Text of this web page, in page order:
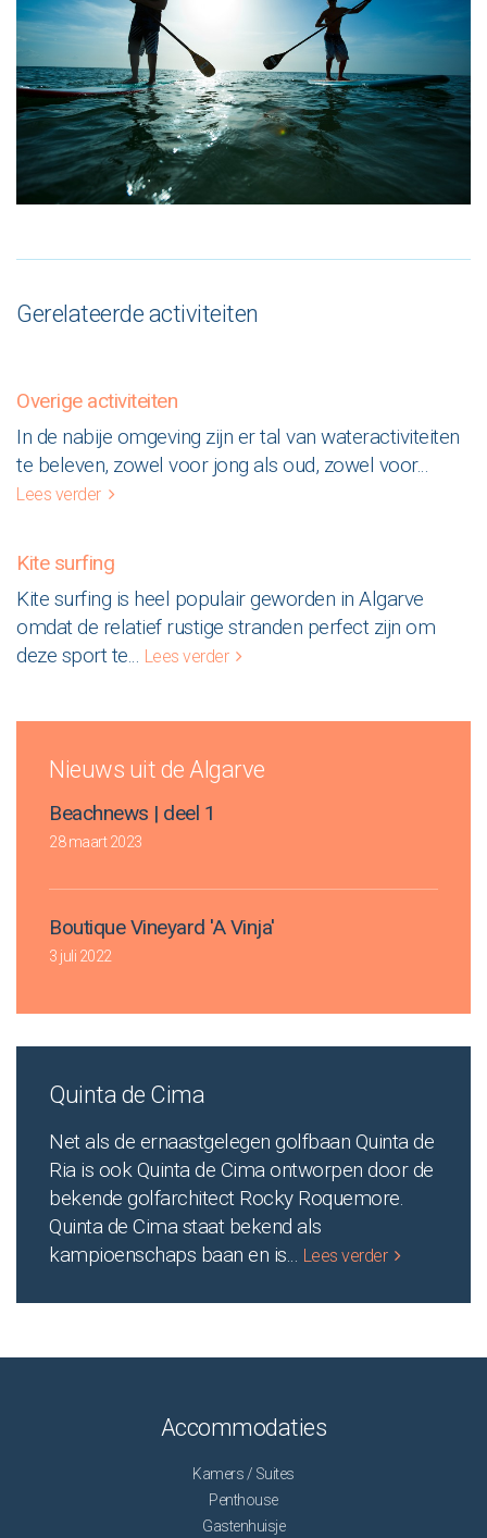
Gerelateerde activiteiten
Overige activiteiten
In de nabije omgeving zijn er tal van wateractiviteiten
te beleven, zowel voor jong als oud, zowel voor...
Lees verder
Kite surfing
Kite surfing is heel populair geworden in Algarve
omdat de relatief rustige stranden perfect zijn om
deze sport te... Lees verder
Nieuws uit de Algarve
Beachnews | deel 1
28 maart 2023
Boutique Vineyard 'A Vinja'
3 juli 2022
Quinta de Cima
Net als de ernaastgelegen golfbaan Quinta de
Ria is ook Quinta de Cima ontworpen door de
bekende golfarchitect Rocky Roquemore.
Quinta de Cima staat bekend als
kampioenschaps baan en is... Lees verder
Accommodaties
Kamers / Suites
Penthouse
Gastenhuisje